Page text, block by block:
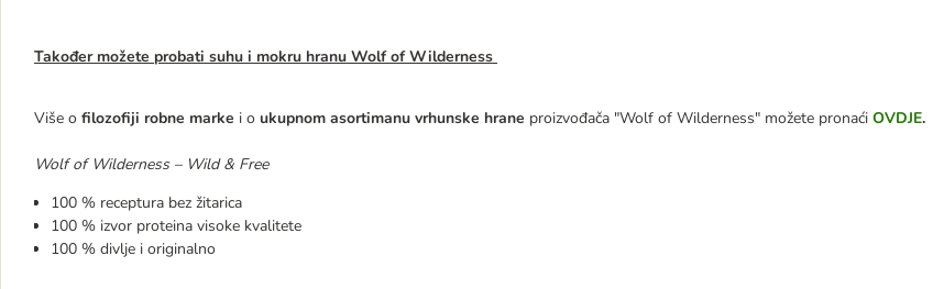
Također možete probati suhu i mokru hranu Wolf of Wilderness
Više o filozofiji robne marke i o ukupnom asortimanu vrhunske hrane proizvođača "Wolf of Wilderness" možete pronaći OVDJE.
Wolf of Wilderness – Wild & Free
100 % receptura bez žitarica
100 % izvor proteina visoke kvalitete
100 % divlje i originalno